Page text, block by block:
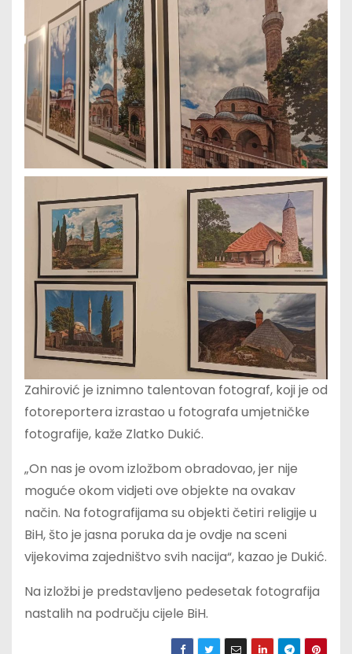
Zahirović je iznimno talentovan fotograf, koji je od
fotoreportera izrastao u fotografa umjetničke
fotografije, kaže Zlatko Dukić.
„On nas je ovom izložbom obradovao, jer nije
moguće okom vidjeti ove objekte na ovakav
način. Na fotografijama su objekti četiri religije u
BiH, što je jasna poruka da je ovdje na sceni
vijekovima zajedništvo svih nacija“, kazao je Dukić.
Na izložbi je predstavljeno pedesetak fotografija
nastalih na području cijele BiH.